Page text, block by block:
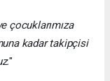
çocuklarımıza
kadar takipçisi
"